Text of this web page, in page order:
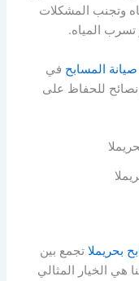
وتجنب المشكلات
تسرب المياه.
المسابح في
نصائح للحفاظ على
بحريملا تجمع بين
هي الخيار المثالي